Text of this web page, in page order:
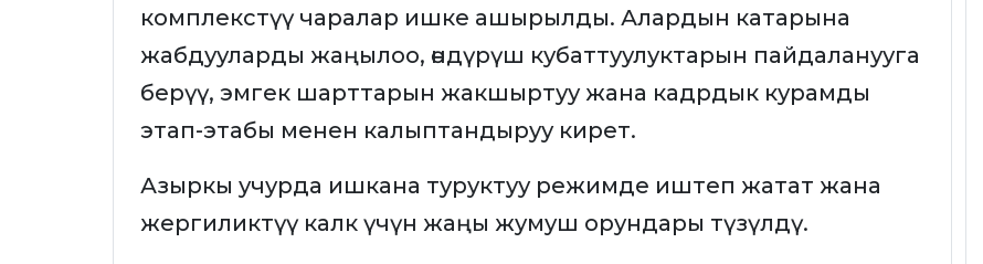
комплекстүү чаралар ишке ашырылды. Алардын катарына
жабдууларды жаңылоо, өндүрүш кубаттуулуктарын пайдаланууга
берүү, эмгек шарттарын жакшыртуу жана кадрдык курамды
этап-этабы менен калыптандыруу кирет.
Азыркы учурда ишкана туруктуу режимде иштеп жатат жана
жергиликтүү калк үчүн жаңы жумуш орундары түзүлдү.